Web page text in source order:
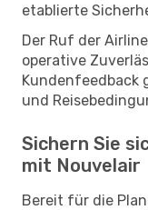
etablierte
Der Ruf der
operative
Kundenfeedback
und
Sichern Sie
mit Nouvelair
Bereit für die